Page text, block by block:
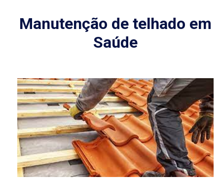
Manutenção de telhado em
Saúde